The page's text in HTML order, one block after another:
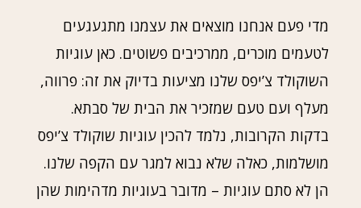
מדי פעם אנחנו מוצאים את עצמנו מתגעגעים
לטעמים מוכרים, ממרכיבים פשוטים. כאן עוגיות
השוקולד צ’יפס שלנו מציעות בדיוק את זה: פרווה,
מעלף ועם טעם שמזכיר את הבית של סבתא.
בדקות הקרובות, נלמד להכין עוגיות שוקולד צ’יפס
מושלמות, כאלה שלא נבוא למגר עם הקפה שלנו.
הן לא סתם עוגיות – מדובר בעוגיות מדהימות שהן